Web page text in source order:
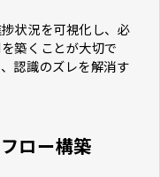
状況を可視化し、必
築くことが大切で
認識のズレを解消す
ロー構築